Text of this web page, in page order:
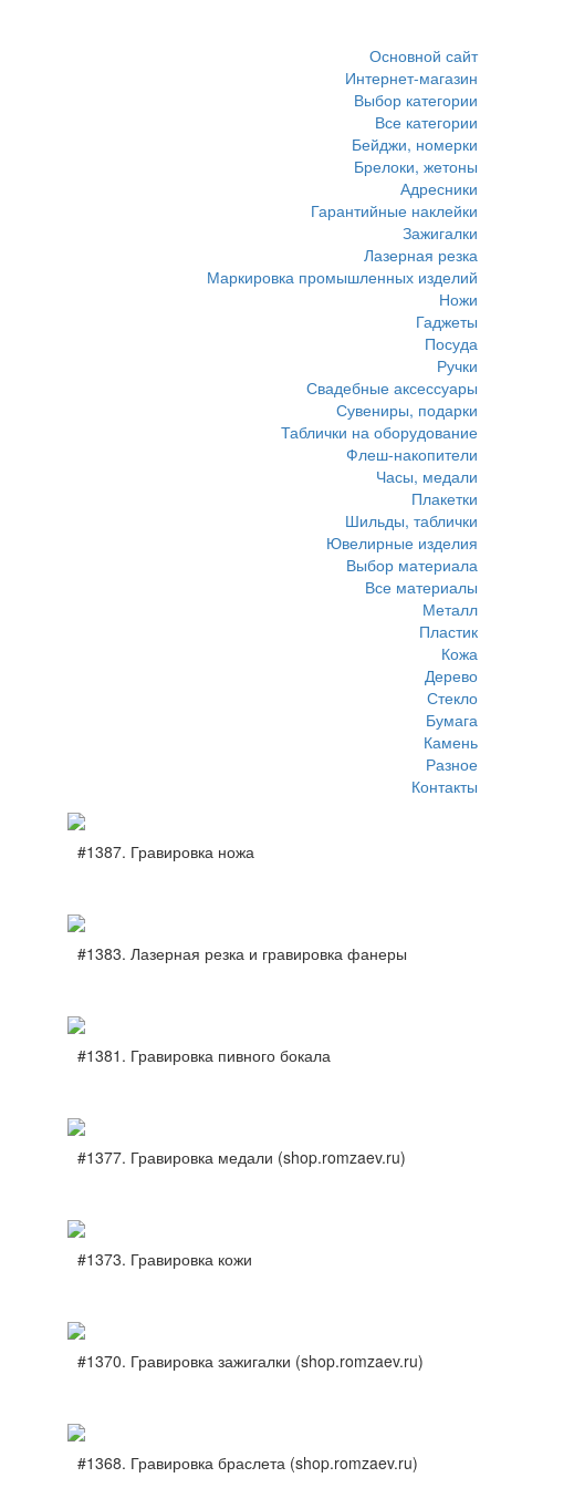
Основной сайт
Интернет-магазин
Выбор категории
Все категории
Бейджи, номерки
Брелоки, жетоны
Адресники
Гарантийные наклейки
Зажигалки
Лазерная резка
Маркировка промышленных изделий
Ножи
Гаджеты
Посуда
Ручки
Свадебные аксессуары
Сувениры, подарки
Таблички на оборудование
Флеш-накопители
Часы, медали
Плакетки
Шильды, таблички
Ювелирные изделия
Выбор материала
Все материалы
Металл
Пластик
Кожа
Дерево
Стекло
Бумага
Камень
Разное
Контакты
#1387. Гравировка ножа
#1383. Лазерная резка и гравировка фанеры
#1381. Гравировка пивного бокала
#1377. Гравировка медали (shop.romzaev.ru)
#1373. Гравировка кожи
#1370. Гравировка зажигалки (shop.romzaev.ru)
#1368. Гравировка браслета (shop.romzaev.ru)